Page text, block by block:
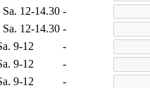
12-14.30 -
12-14.30 -
9-12 -
9-12 -
9-12 -